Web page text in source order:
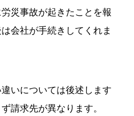
災事故が起きたことを報
会社が手続きしてくれま
いについては後述します
請求先が異なります。